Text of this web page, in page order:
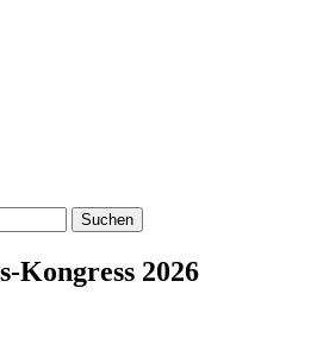
Kongress 2026